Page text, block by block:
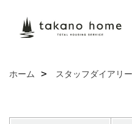
ホーム スタッフダイアリー